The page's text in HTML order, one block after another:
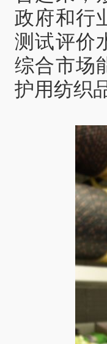
政府和行
测试评价
综合市场
护用纺织